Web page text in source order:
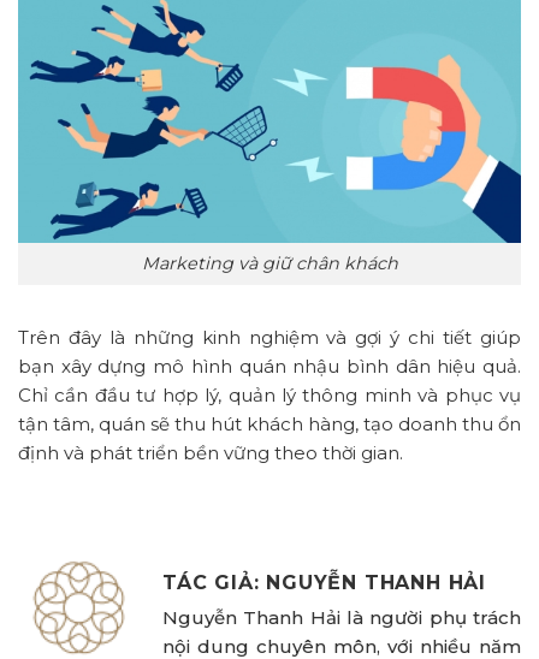
Marketing và giữ chân khách
Trên đây là những kinh nghiệm và gợi ý chi tiết giúp
bạn xây dựng mô hình quán nhậu bình dân hiệu quả.
Chỉ cần đầu tư hợp lý, quản lý thông minh và phục vụ
tận tâm, quán sẽ thu hút khách hàng, tạo doanh thu ổn
định và phát triển bền vững theo thời gian.
TÁC GIẢ: NGUYỄN THANH HẢI
Nguyễn Thanh Hải là người phụ trách
nội dung chuyên môn, với nhiều năm